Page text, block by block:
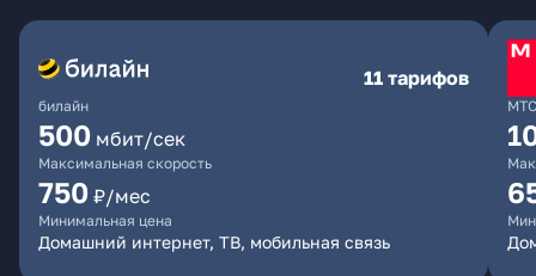
билайн
11 тарифов
500 мбит/сек
Максимальная скорость
750 ₽/мес
Минимальная цена
Домашний интернет, ТВ, мобильная связь
МТС